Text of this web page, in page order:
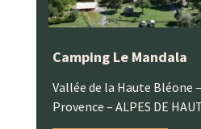
Camping Le Mandala
Vallée de la Haute Bléone
Provence – ALPES DE